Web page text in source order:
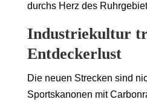
durchs Herz des
Industriekultur
Entdeckerlust
Die neuen Strecken sind
Sportskanonen mit